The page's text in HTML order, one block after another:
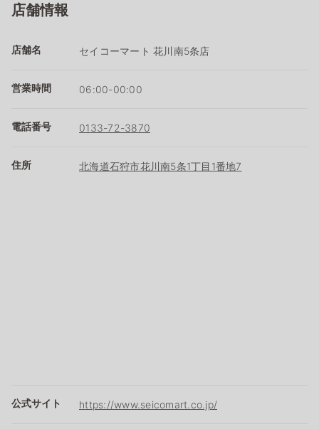
店舗情報
店舗名 セイコーマート 花川南5条店
営業時間 06:00-00:00
電話番号 0133-72-3870
住所 北海道石狩市花川南5条1丁目1番地7
公式サイト https://www.seicomart.co.jp/